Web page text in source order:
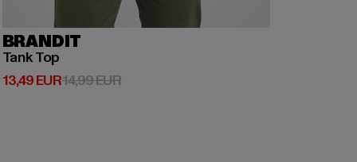
BRANDIT
Tank Top
13,49 EUR
Derzeitiger Preis: 13,49 EUR
14,99 EURAktionspreis: 14,99 EUR